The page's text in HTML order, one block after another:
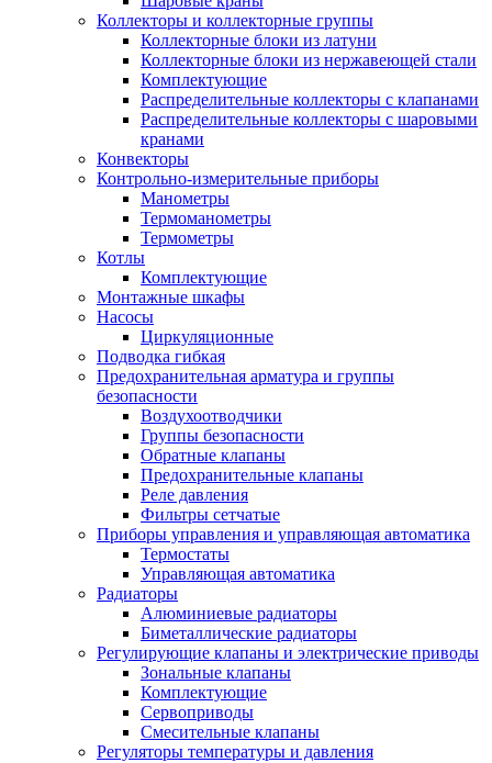
Коллекторы и коллекторные группы
Коллекторные блоки из латуни
Коллекторные блоки из нержавеющей стали
Комплектующие
Распределительные коллекторы с клапанами
Распределительные коллекторы с шаровыми
кранами
Конвекторы
Контрольно-измерительные приборы
Манометры
Термоманометры
Термометры
Котлы
Комплектующие
Монтажные шкафы
Насосы
Циркуляционные
Подводка гибкая
Предохранительная арматура и группы
безопасности
Воздухоотводчики
Группы безопасности
Обратные клапаны
Предохранительные клапаны
Реле давления
Фильтры сетчатые
Приборы управления и управляющая автоматика
Термостаты
Управляющая автоматика
Радиаторы
Алюминиевые радиаторы
Биметаллические радиаторы
Регулирующие клапаны и электрические приводы
Зональные клапаны
Комплектующие
Сервоприводы
Смесительные клапаны
Регуляторы температуры и давления